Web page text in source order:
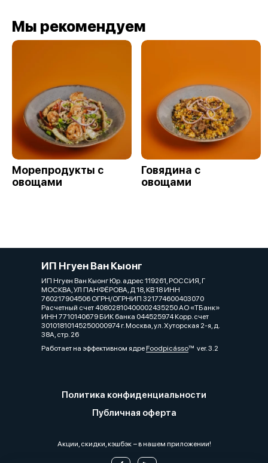
Мы рекомендуем
Морепродукты с
овощами
Говядина с
овощами
ИП Нгуен Ван Кыонг
ИП Нгуен Ван Кыонг Юр. адрес 119261, РОССИЯ, Г
МОСКВА, УЛ ПАНФЁРОВА, Д 18, КВ 18 ИНН
760217904506 ОГРН/ОГРНИП 321774600403070
Расчетный счет 40802810400002435250 АО «ТБанк»
ИНН 7710140679 БИК банка 044525974 Корр. счет
30101810145250000974 г. Москва, ул. Хуторская 2-я, д.
38А, стр. 26
Работает на эффективном ядреFoodpicássover. 3.2
Политика конфиденциальности
Публичная оферта
Акции, скидки, кэшбэк − в нашем приложении!